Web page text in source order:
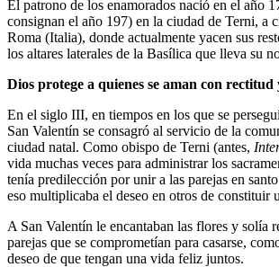
El patrono de los enamorados nació en el año
consignan el año 197) en la ciudad de Terni, a
Roma (Italia), donde actualmente yacen sus
los altares laterales de la Basílica que lleva su
Dios protege a quienes se aman con rectitud
En el siglo III, en tiempos en los que se
San Valentín se consagró al servicio de la
ciudad natal. Como obispo de Terni (antes,
vida muchas veces para administrar los
tenía predilección por unir a las parejas en
eso multiplicaba el deseo en otros de constituir
A San Valentín le encantaban las flores y solía
parejas que se comprometían para casarse,
deseo de que tengan una vida feliz juntos.